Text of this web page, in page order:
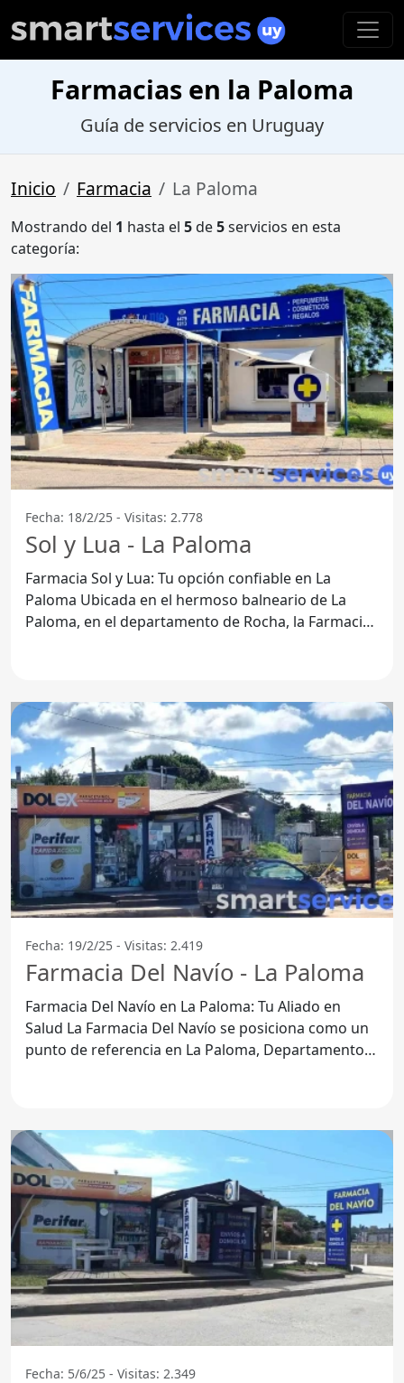
Farmacias en la Paloma
Guía de servicios en Uruguay
Inicio Farmacia La Paloma
Mostrando del 1 hasta el 5de5servicios en esta
categoría:
Fecha: 18/2/25 - Visitas: 2.778
Sol y Lua - La Paloma
Farmacia Sol y Lua: Tu opción confiable en La
Paloma Ubicada en el hermoso balneario de La
Paloma, en el departamento de Rocha, la Farmacia
Fecha: 19/2/25 - Visitas: 2.419
Farmacia Del Navío - La Paloma
Farmacia Del Navío en La Paloma: Tu Aliado en
Salud La Farmacia Del Navío se posiciona como un
punto de referencia en La Paloma, Departamento
Fecha: 5/6/25 - Visitas: 2.349